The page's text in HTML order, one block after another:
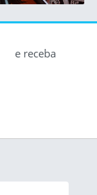
e receba